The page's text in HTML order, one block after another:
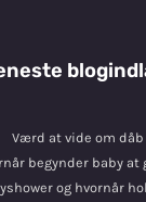
Værd at vide om dåb
begynder baby at
og hvornår